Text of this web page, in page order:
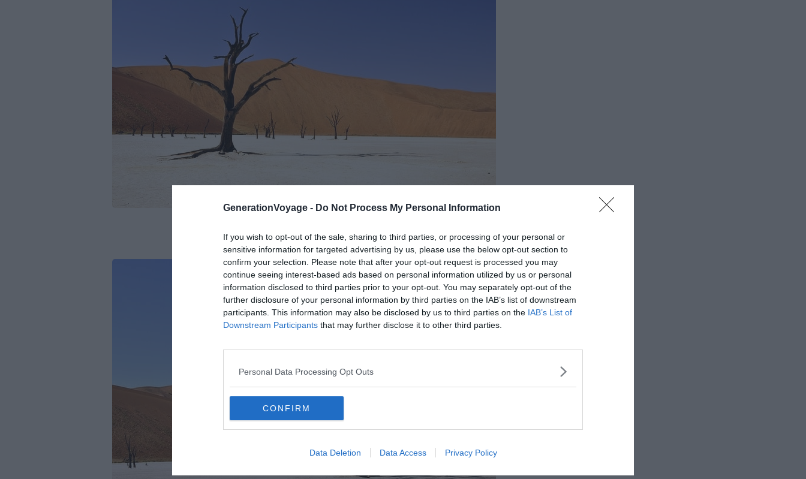
GenerationVoyage - Do Not Process My Personal Information
If you wish to opt-out of the sale, sharing to third parties, or processing of your personal or
sensitive information for targeted advertising by us, please use the below opt-out section to
confirm your selection. Please note that after your opt-out request is processed you may
continue seeing interest-based ads based on personal information utilized by us or personal
information disclosed to third parties prior to your opt-out. You may separately opt-out of the
further disclosure of your personal information by third parties on the IAB’s list of downstream
participants. This information may also be disclosed by us to third parties on the IAB’s List of
Downstream Participants that may further disclose it to other third parties.
Personal Data Processing Opt Outs
CONFIRM
Data Deletion Data Access Privacy Policy
Pixabay – katja